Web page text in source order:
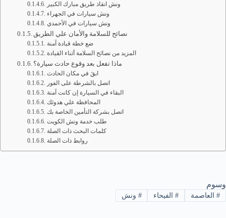
ونش انقاذ طريق مبارك الكبير
ونش سيارات في الجهراء
ونش سيارات في الأحمدي
نصائح للسلامة والأمان علي الطريق
ضع خطة قيادة آمنة
المزيد من نصائح السلامة أثناء القيادة
ماذا تفعل بعد وقوع حادث سيارة؟
ابقَ في مكان الحادث
اتصل بالشرطة على الفور
البقاء في السيارة إن كانت آمنة
المحافظة علي هدوئك
اتصل بشركة التأمين الخاصة بك
طلب خدمة ونش الكويت
كلمات البحث ذات الصلة
روابط ذات الصلة
وسوم
#العاصمة #الفيحاء # ونش